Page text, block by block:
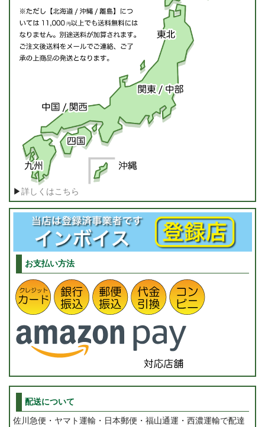
▶詳しくはこちら
お支払い方法
配送について
佐川急便・ヤマト運輸・日本郵便・福山通運・西濃運輸で配達